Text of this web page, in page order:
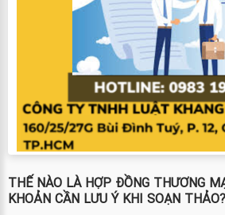
THẾ NÀO LÀ HỢP ĐỒNG THƯƠNG
KHOẢN CẦN LƯU Ý KHI SOẠN THẢO?